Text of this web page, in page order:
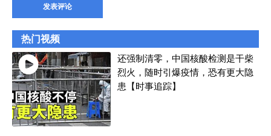
热门视频
还强制清零，中国核酸检测是干柴
烈火，随时引爆疫情，恐有更大隐
患【时事追踪】